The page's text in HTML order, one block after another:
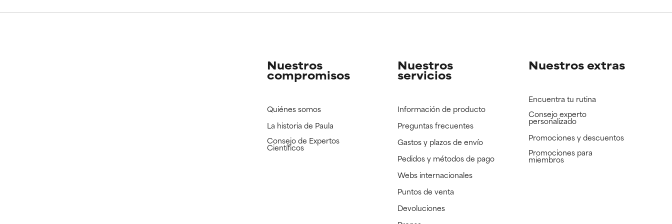
Ingrediente registrado, pero con la información científica disponible pendiente de revisar.
Ingrediente registrado, pero con la información científica disponible pendiente de revisar.
Nuestros
compromisos
Quiénes somos
La historia de Paula
Consejo de Expertos
Científicos
Nuestros
servicios
Información de producto
Preguntas frecuentes
Gastos y plazos de envío
Pedidos y métodos de pago
Webs internacionales
Puntos de venta
Devoluciones
Nuestros extras
Encuentra tu rutina
Consejo experto
personalizado
Promociones y descuentos​
Promociones para
miembros